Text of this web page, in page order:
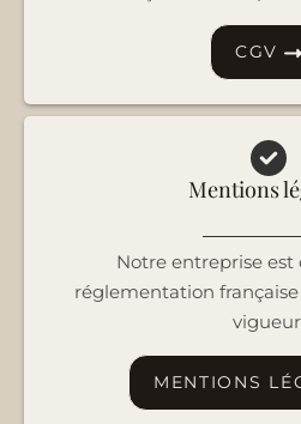
CGV
Mentions
Notre entreprise est
réglementation
MENTIONS